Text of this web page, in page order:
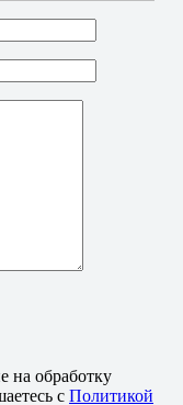
на обработку
с Политикой